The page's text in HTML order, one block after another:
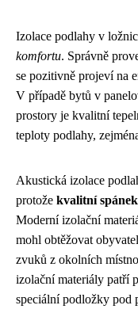
Izolace podlahy v
komfortu. Správně
se pozitivně projeví na
V případě bytů v
prostory je kvalitní
teploty podlahy,
Akustická izolace
protože kvalitní
Moderní izolační
mohl obtěžovat
zvuků z okolních
izolační materiály patří
speciální podložky pod